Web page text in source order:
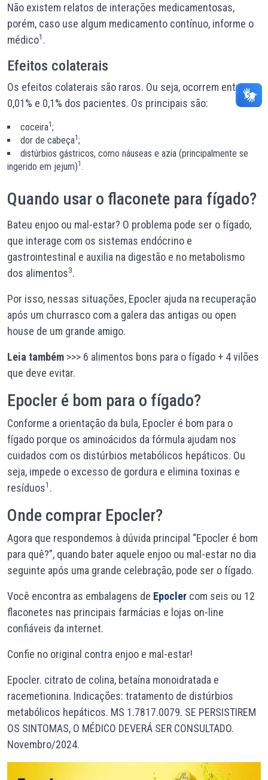
Não existem relatos de interações medicamentosas,
porém, caso use algum medicamento contínuo, informe o
médico1 .
Efeitos colaterais
Os efeitos colaterais são raros. Ou seja, ocorrem entre
0,01% e 0,1% dos pacientes. Os principais são:
coceira1;
dor de cabeça1;
distúrbios gástricos, como náuseas e azia (principalmente se
ingerido em jejum)1 .
Quando usar o flaconete para fígado?
Bateu enjoo ou mal-estar? O problema pode ser o fígado,
que interage com os sistemas endócrino e
gastrointestinal e auxilia na digestão e no metabolismo
dos alimentos3.
Por isso, nessas situações, Epocler ajuda na recuperação
após um churrasco com a galera das antigas ou open
house de um grande amigo.
Leia também >>> 6 alimentos bons para o fígado + 4 vilões
que deve evitar.
Epocler é bom para o fígado?
Conforme a orientação da bula, Epocler é bom para o
fígado porque os aminoácidos da fórmula ajudam nos
cuidados com os distúrbios metabólicos hepáticos. Ou
seja, impede o excesso de gordura e elimina toxinas e
resíduos1 .
Onde comprar Epocler?
Agora que respondemos à dúvida principal “Epocler é bom
para quê?”, quando bater aquele enjoo ou mal-estar no dia
seguinte após uma grande celebração, pode ser o fígado.
Você encontra as embalagens de Epocler com seis ou 12
flaconetes nas principais farmácias e lojas on-line
confiáveis da internet.
Confie no original contra enjoo e mal-estar!
Epocler. citrato de colina, betaína monoidratada e
racemetionina. Indicações: tratamento de distúrbios
metabólicos hepáticos. MS 1.7817.0079. SE PERSISTIREM
OS SINTOMAS, O MÉDICO DEVERÁ SER CONSULTADO.
Novembro/2024.